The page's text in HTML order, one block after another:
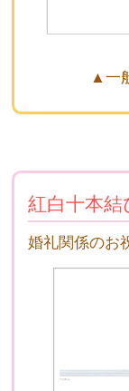
▲一
紅白十本結
婚礼関係のお